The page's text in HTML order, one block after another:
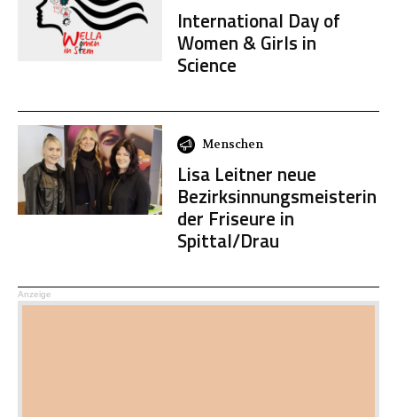
International Day of
Women & Girls in
Science
Menschen
Lisa Leitner neue
Bezirksinnungsmeisterin
der Friseure in
Spittal/Drau
Anzeige